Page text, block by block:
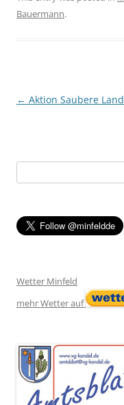
Bauermann.
Post navigation
← Aktion Saubere
nach:
Wetter Minfeld
mehr Wetter auf